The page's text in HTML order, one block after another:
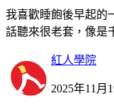
我喜歡睡飽後早起的
話聽來很老套，像是
紅人學院
2025年11月